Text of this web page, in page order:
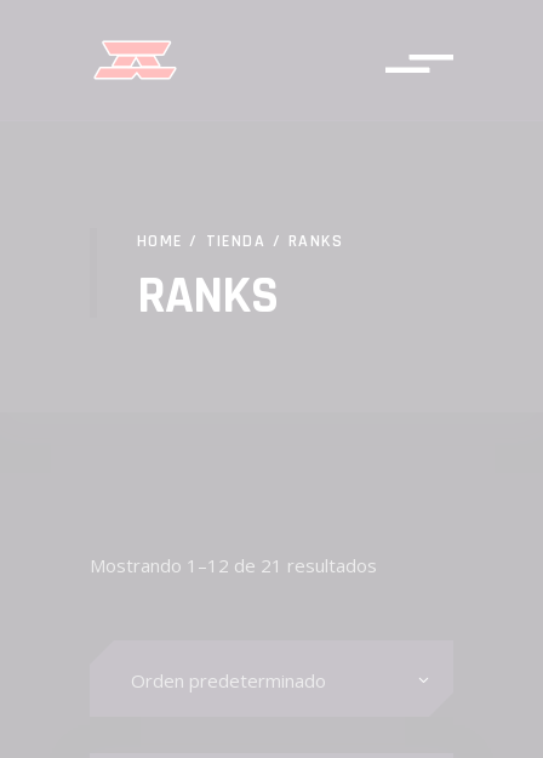
HOME/TIENDA/RANKS
RANKS
Mostrando 1–12 de 21 resultados
Orden predeterminado